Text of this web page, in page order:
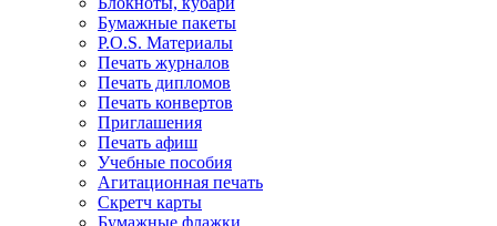
Бумажные пакеты
P.O.S. Материалы
Печать журналов
Печать дипломов
Печать конвертов
Приглашения
Печать афиш
Учебные пособия
Агитационная печать
Скретч карты
Бумажные флажки